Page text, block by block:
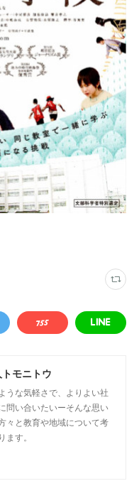
モニトウ
うな気軽さで、よりよい社
問い合いたいーそんな思い
々と教育や地域について考
す。